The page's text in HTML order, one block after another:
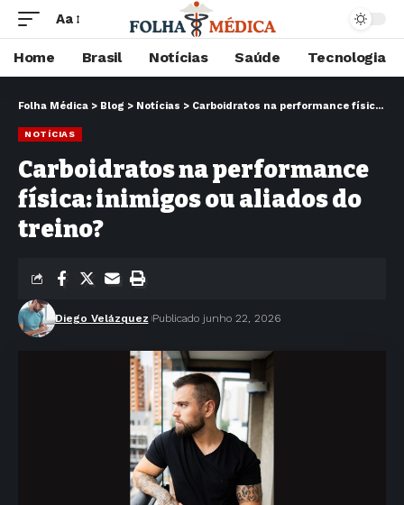
Aa
Home Brasil Notícias Saúde Tecnologia
Folha Médica > Blog > Notícias > Carboidratos na performance física: inimigos ou aliados do treino?
NOTÍCIAS
Carboidratos na performance
física: inimigos ou aliados do
treino?
Diego Velázquez Publicado junho 22, 2026